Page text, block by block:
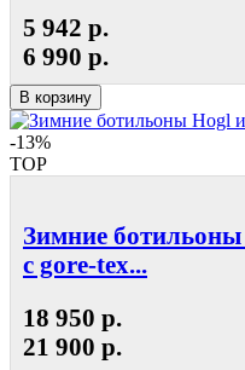
5 942 р.
6 990 р.
В корзину
-13%
TOP
Зимние
с gore-tex...
18 950 р.
21 900 р.